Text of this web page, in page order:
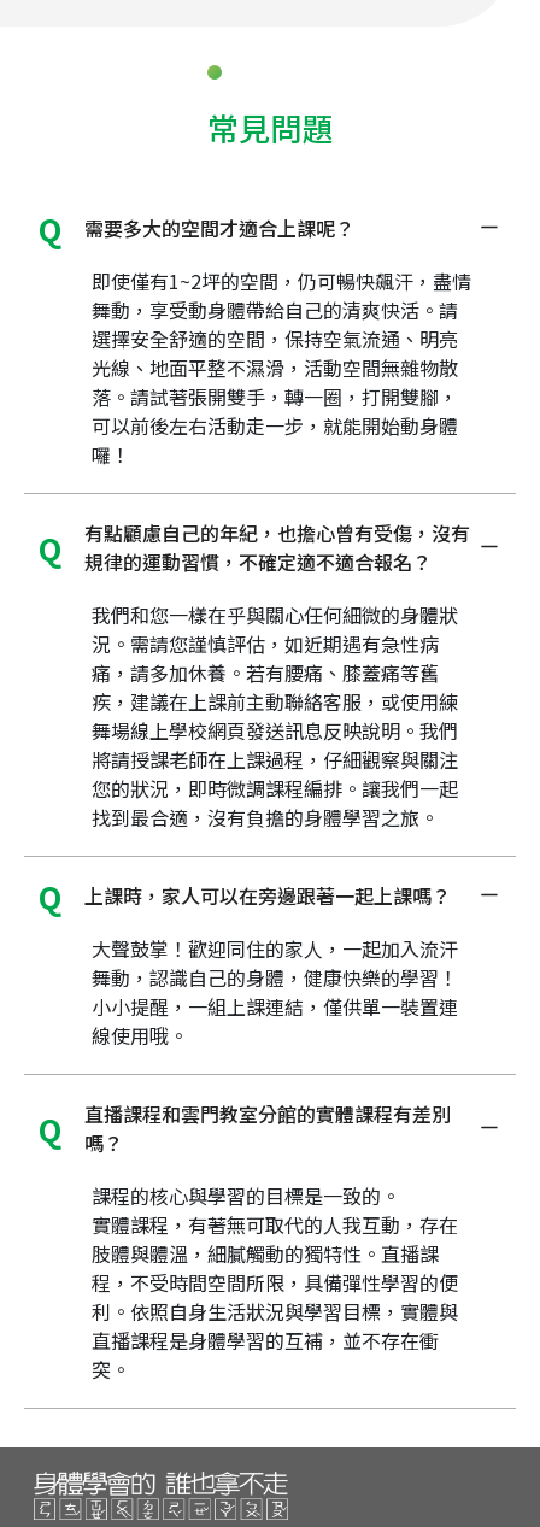
常見問題
需要多大的空間才適合上課呢？
即使僅有1~2坪的空間，仍可暢快飆汗，盡情
舞動，享受動身體帶給自己的清爽快活。請
選擇安全舒適的空間，保持空氣流通、明亮
光線、地面平整不濕滑，活動空間無雜物散
落。請試著張開雙手，轉一圈，打開雙腳，
可以前後左右活動走一步，就能開始動身體
囉！
有點顧慮自己的年紀，也擔心曾有受傷，沒有
規律的運動習慣，不確定適不適合報名？
我們和您一樣在乎與關心任何細微的身體狀
況。需請您謹慎評估，如近期遇有急性病
痛，請多加休養。若有腰痛、膝蓋痛等舊
疾，建議在上課前主動聯絡客服，或使用練
舞場線上學校網頁發送訊息反映說明。我們
將請授課老師在上課過程，仔細觀察與關注
您的狀況，即時微調課程編排。讓我們一起
找到最合適，沒有負擔的身體學習之旅。
上課時，家人可以在旁邊跟著一起上課嗎？
大聲鼓掌！歡迎同住的家人，一起加入流汗
舞動，認識自己的身體，健康快樂的學習！
小小提醒，一組上課連結，僅供單一裝置連
線使用哦。
直播課程和雲門教室分館的實體課程有差別
嗎？
課程的核心與學習的目標是一致的。
實體課程，有著無可取代的人我互動，存在
肢體與體溫，細膩觸動的獨特性。直播課
程，不受時間空間所限，具備彈性學習的便
利。依照自身生活狀況與學習目標，實體與
直播課程是身體學習的互補，並不存在衝
突。